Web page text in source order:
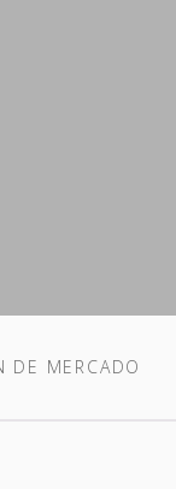
DE MERCADO